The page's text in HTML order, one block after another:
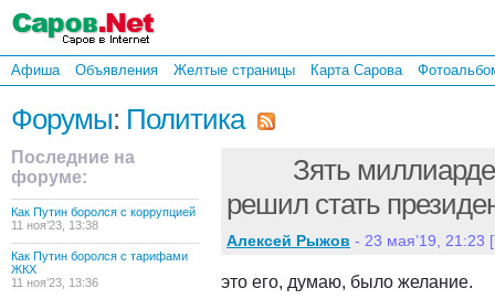
Афиша Объявления Желтые страницы Карта Сарова
Форумы: Политика
Последние на
форуме:
Как Путин боролся с коррупцией
11 ноя’23, 13:38
Как Путин боролся с тарифами
ЖКХ
11 ноя’23, 13:36
Зять
решил стать
Алексей Рыжов - 23 мая’19, 21:23
это его, думаю, было желание.